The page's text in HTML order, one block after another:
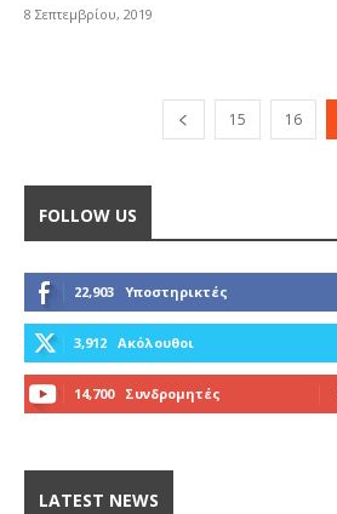
8 Σεπτεμβρίου, 2019
15 16
FOLLOW US
22,903 Υποστηρικτές
3,912 Ακόλουθοι
14,700 Συνδρομητές
LATEST NEWS